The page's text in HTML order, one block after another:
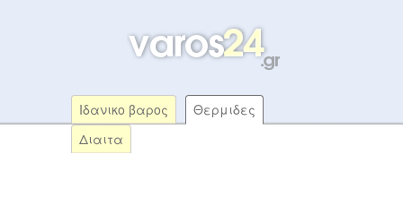
Ιδανικο βαρος
Θερμιδες
Διαιτα